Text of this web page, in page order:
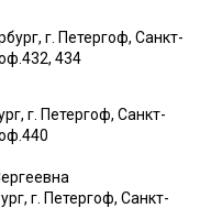
г. Петергоф, Санкт-
434
г. Петергоф, Санкт-
г. Петергоф, Санкт-